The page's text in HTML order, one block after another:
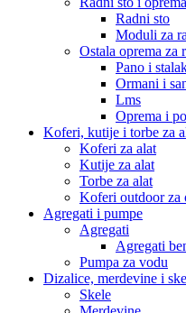
Radni sto
Moduli za
Ostala oprema za
Pano i
Ormani i
Lms
Oprema i
Koferi, kutije i torbe za
Koferi za alat
Kutije za alat
Torbe za alat
Koferi outdoor za
Agregati i pumpe
Agregati
Agregati
Pumpa za vodu
Dizalice, merdevine i
Skele